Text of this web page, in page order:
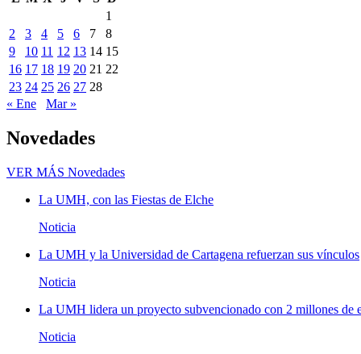
1
2
3 4 5 6 7
8
9
10 11 12 13 14 15
16 17 18 19 20 21 22
23 24 25 26 27 28
« Ene
Mar »
Novedades
VER MÁS Novedades
La UMH, con las Fiestas de Elche
Noticia
La UMH y la Universidad de Cartagena refuerzan sus vínculos
Noticia
La UMH lidera un proyecto subvencionado con 2 millones de
Noticia